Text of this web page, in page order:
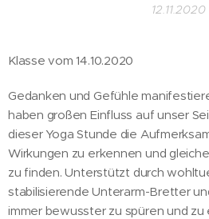
12.11.2020
Klasse vom 14.10.2020
Gedanken und Gefühle
haben großen Einfluss auf unser
dieser Yoga Stunde die
Wirkungen zu erkennen und
zu finden. Unterstützt durch
stabilisierende Unterarm-Bretter
immer bewusster zu spüren und zu